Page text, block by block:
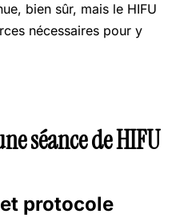
bien sûr, mais le HIFU
nécessaires pour y
séance de HIFU
protocole